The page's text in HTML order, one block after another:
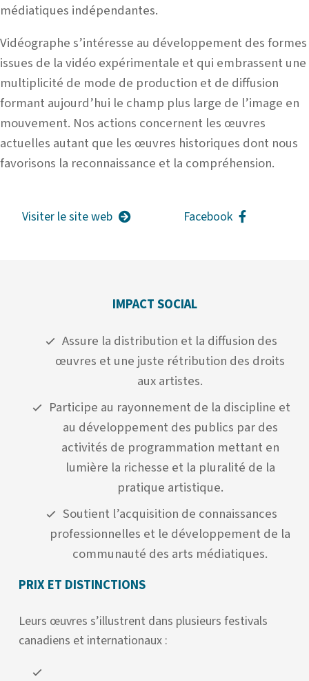
médiatiques indépendantes.
Vidéographe s’intéresse au développement des formes
issues de la vidéo expérimentale et qui embrassent une
multiplicité de mode de production et de diffusion
formant aujourd’hui le champ plus large de l’image en
mouvement. Nos actions concernent les œuvres
actuelles autant que les œuvres historiques dont nous
favorisons la reconnaissance et la compréhension.
Visiter le site web Facebook
IMPACT SOCIAL
Assure la distribution et la diffusion des
œuvres et une juste rétribution des droits
aux artistes.
Participe au rayonnement de la discipline et
au développement des publics par des
activités de programmation mettant en
lumière la richesse et la pluralité de la
pratique artistique.
Soutient l’acquisition de connaissances
professionnelles et le développement de la
communauté des arts médiatiques.
PRIX ET DISTINCTIONS
Leurs œuvres s’illustrent dans plusieurs festivals
canadiens et internationaux :